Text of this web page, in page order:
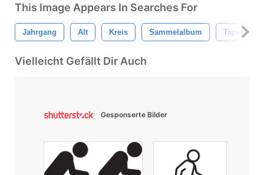
This Image Appears In Searches For
Jahrgang Alt Kreis Sammelalbum Tapete
Vielleicht Gefällt Dir Auch
Gesponserte Bilder